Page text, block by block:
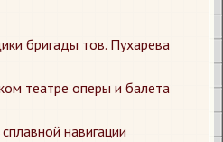
бригады тов. Пухарева
театре оперы и балета
навигации